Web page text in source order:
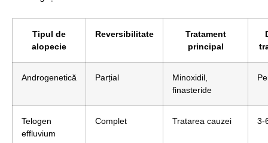
Tipul de
alopecie
Reversibilitate
Tratament
principal
Androgenetică Parțial
Minoxidil,
finasteride
Telogen
effluvium
Complet Tratarea cauzei 3-